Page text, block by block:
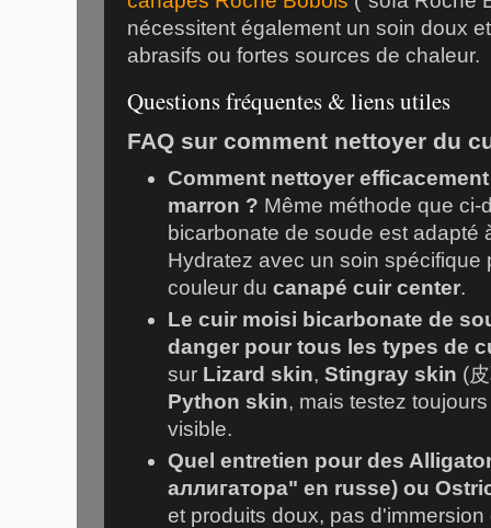
nécessitent également un soin doux
abrasifs ou fortes sources de chaleur.
Questions fréquentes & liens utiles
FAQ sur comment nettoyer du
Comment nettoyer
marron ? Même méthode que ci-
bicarbonate de soude est adapté
Hydratez avec un soin spécifique
couleur ducanapé cuir center.
Le cuir moisi bicarbonate de
danger pour tous les types de
sur Lizard skin,Stingray skin (
Python skin, mais testez
visible.
Quel entretien pour des
аллигатора" en russe) ou
et produits doux, pas